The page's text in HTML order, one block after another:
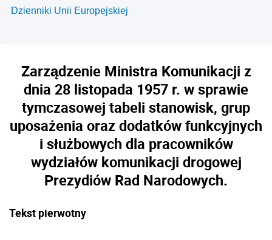
Dzienniki Unii Europejskiej
Zarządzenie Ministra Komunikacji z
dnia 28 listopada 1957 r. w sprawie
tymczasowej tabeli stanowisk, grup
uposażenia oraz dodatków funkcyjnych
i służbowych dla pracowników
wydziałów komunikacji drogowej
Prezydiów Rad Narodowych.
Tekst pierwotny